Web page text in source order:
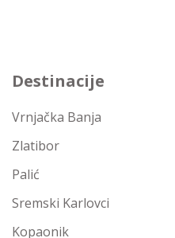
Destinacije
Vrnjačka Banja
Zlatibor
Palić
Sremski Karlovci
Kopaonik